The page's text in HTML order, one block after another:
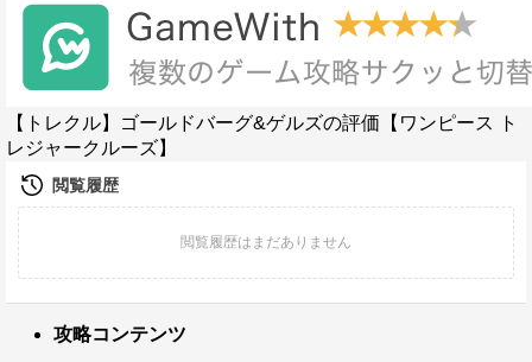
【トレクル】ゴールドバーグ&ゲルズの評価【ワンピース ト
レジャークルーズ】
攻略コンテンツ